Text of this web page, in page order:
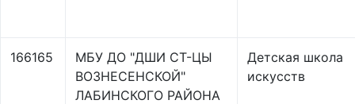
166165
МБУ ДО "ДШИ СТ-ЦЫ
ВОЗНЕСЕНСКОЙ"
ЛАБИНСКОГО РАЙОНА
Детская школа
искусств